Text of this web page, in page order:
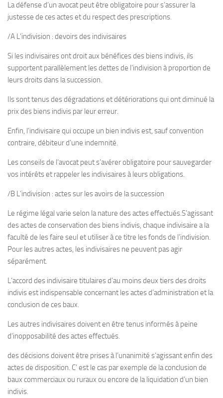
La défense d’un avocat peut être obligatoire pour s’assurer la
justesse de ces actes et du respect des prescriptions.
/A L’indivision : devoirs des indivisaires
Si les indivisaires ont droit aux bénéfices des biens indivis, ils
supportent parallèlement les dettes de l’indivision à proportion de
leurs droits dans la succession.
Ils sont tenus des dégradations et détériorations qui ont diminué la
prix des biens indivis par leur erreur.
Enfin, l’indivisaire qui occupe un bien indivis est, sauf convention
contraire, débiteur d’une indemnité.
Les conseils de l’avocat peut s’avérer obligatoire pour sauvegarder
vos intérêts et rappeler les indivisaires à leurs obligations.
/B L’indivision : actes sur les avoirs de la succession
Le régime légal varie selon la nature des actes effectués.S’agissant
des actes de conservation des biens indivis, chaque indivisaire a la
faculté de les faire seul et utiliser à ce titre les fonds de l’indivision.
Pour les autres actes, les indivisaires ne peuvent pas agir
séparément.
L’accord des indivisaire titulaires d’au moins deux tiers des droits
indivis est indispensable concernant les actes d’administration et la
conclusion de ces baux.
Les autres indivisaires doivent en être tenus informés à peine
d’inopposabilité des actes effectués.
des décisions doivent être prises à l’unanimité s’agissant enfin des
actes de disposition. C’ est le cas par exemple de la conclusion de
baux commerciaux ou ruraux ou encore de la liquidation d’un bien
indivis.